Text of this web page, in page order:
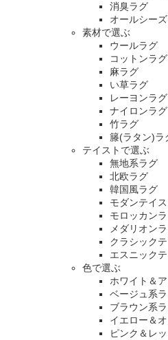
消臭ラグ
オールシー
素材で選ぶ
ウールラグ
コットンラグ
麻ラグ
い草ラグ
レーヨンラグ
ナイロンラグ
竹ラグ
籐(ラタン)ラ
テイストで選ぶ
無地系ラグ
北欧ラグ
韓国風ラグ
モダンテイ
モロッカン
メダリオン
クラシック
エスニック
色で選ぶ
ホワイト＆
ベージュ系
ブラウン系
イエロー＆
ピンク＆レ